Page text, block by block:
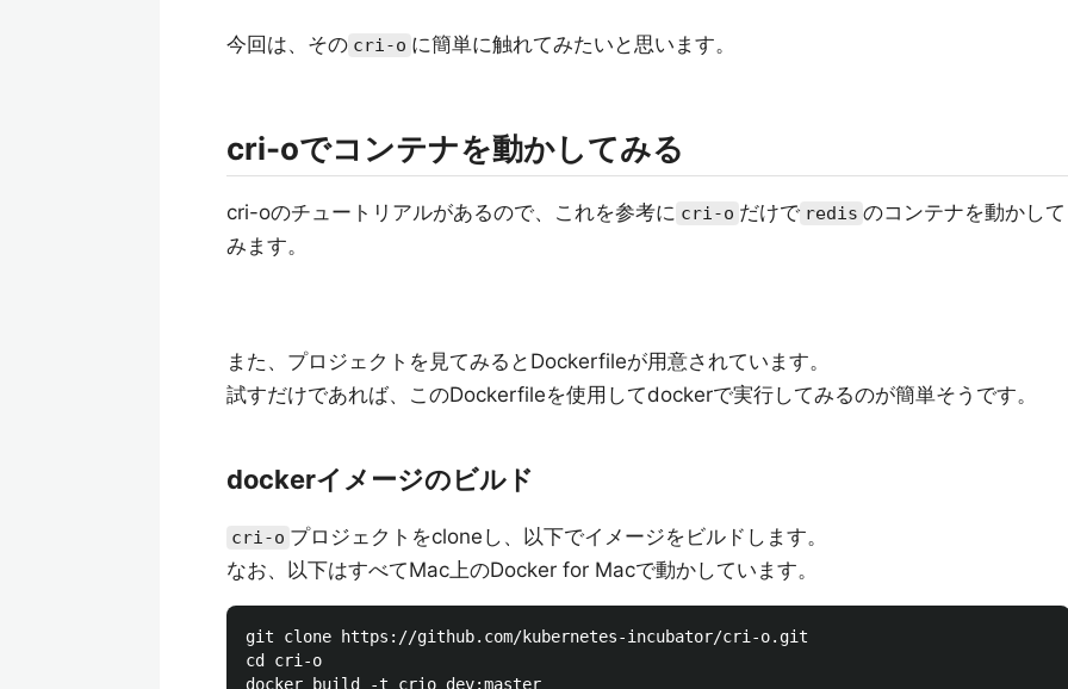
今回は、その cri-o に簡単に触れてみたいと思います。
cri-oでコンテナを動かしてみる
cri-oのチュートリアルがあるので、これを参考に cri-o だけで redis のコンテナを動かして
みます。
また、プロジェクトを見てみるとDockerfileが用意されています。
試すだけであれば、このDockerfileを使用してdockerで実行してみるのが簡単そうです。
dockerイメージのビルド
cri-o プロジェクトをcloneし、以下でイメージをビルドします。
なお、以下はすべてMac上のDocker for Macで動かしています。
git clone https://github.com/kubernetes-incubator/cri-o.git
cd cri-o